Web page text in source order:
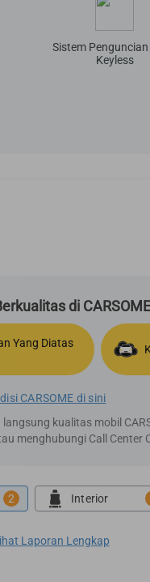
Sistem
Keyless
di
Yang Diatas
CARSOME di sini
kualitas mobil
menghubungi Call Center
2 Interior
Laporan Lengkap